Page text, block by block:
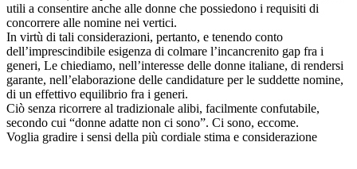
utili a consentire anche alle donne che possiedono i requisiti di
concorrere alle nomine nei vertici.
In virtù di tali considerazioni, pertanto, e tenendo conto
dell’imprescindibile esigenza di colmare l’incancrenito gap fra i
generi, Le chiediamo, nell’interesse delle donne italiane, di rendersi
garante, nell’elaborazione delle candidature per le suddette nomine,
di un effettivo equilibrio fra i generi.
Ciò senza ricorrere al tradizionale alibi, facilmente confutabile,
secondo cui “donne adatte non ci sono”. Ci sono, eccome.
Voglia gradire i sensi della più cordiale stima e considerazione